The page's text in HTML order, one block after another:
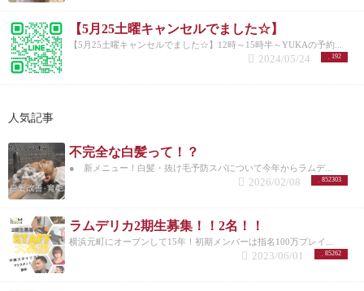
【5月25土曜キャンセルでました☆】
【5月25土曜キャンセルでました☆】12時～15時半～YUKAの予約...
192
2024/05/24
人気記事
不完全な白髪って！？
● 新メニュー！白髪・抜け毛予防スパについて今年からラムデ...
852303
2026/02/08
ラムデリカ2期生募集！！2名！！
横浜元町にオープンして15年！初期メンバーは指名100万プレイ...
85262
2023/06/01